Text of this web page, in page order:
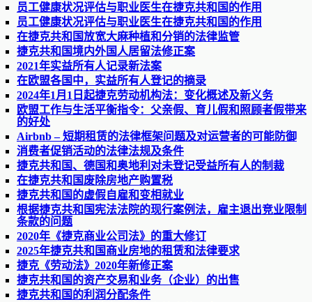
员工健康状况评估与职业医生在捷克共和国的作用
员工健康状况评估与职业医生在捷克共和国的作用
在捷克共和国放宽大麻种植和分销的法律监管
捷克共和国境内外国人居留法修正案
2021年实益所有人记录新法案
在欧盟各国中，实益所有人登记的摘录
2024年1月1日起捷克劳动机构法：变化概述及新义务
欧盟工作与生活平衡指令：父亲假、育儿假和照顾者假带来
的好处
Airbnb – 短期租赁的法律框架问题及对运营者的可能防御
消费者促销活动的法律法规及条件
捷克共和国、德国和奥地利对未登记受益所有人的制裁
在捷克共和国废除房地产购置税
捷克共和国的虚假自雇和变相就业
根据捷克共和国宪法法院的现行案例法，雇主退出竞业限制
条款的问题
2020年《捷克商业公司法》的重大修订
2025年捷克共和国商业房地的租赁和法律要求
捷克《劳动法》2020年新修正案
捷克共和国的资产交易和业务（企业）的出售
捷克共和国的利润分配条件